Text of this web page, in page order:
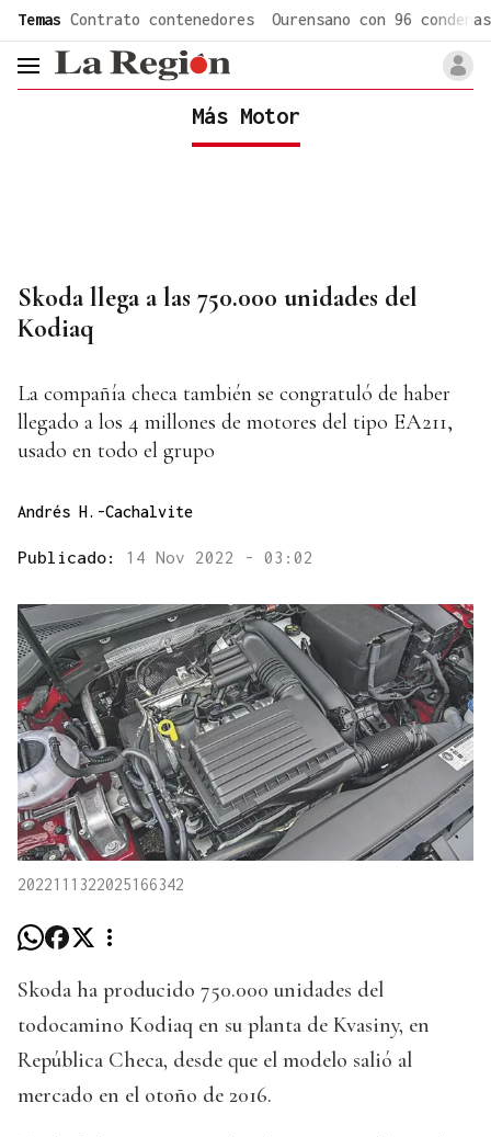
Temas Contrato contenedores Ourensano con 96 condenas
header.menu.open
Más Motor
Skoda llega a las 750.000 unidades del
Kodiaq
La compañía checa también se congratuló de haber
llegado a los 4 millones de motores del tipo EA211,
usado en todo el grupo
Andrés H.-Cachalvite
Publicado: 14 Nov 2022 - 03:02
2022111322025166342
Skoda ha producido 750.000 unidades del
todocamino Kodiaq en su planta de Kvasiny, en
República Checa, desde que el modelo salió al
mercado en el otoño de 2016.